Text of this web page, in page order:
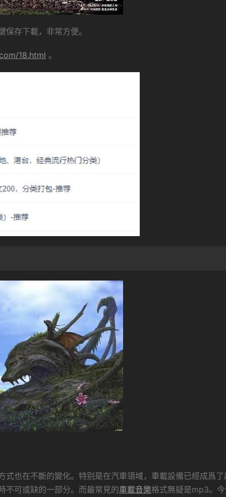
存下載，非常方便。
18.html 。
也在不斷的變化。特别是在汽車領域，車載設備已經成爲了
不可或缺的一部分。而最常見的車載音樂格式無疑是mp3。